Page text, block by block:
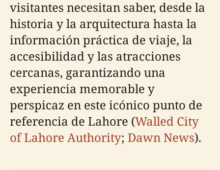
visitantes necesitan saber, desde la
historia y la arquitectura hasta la
información práctica de viaje, la
accesibilidad y las atracciones
cercanas, garantizando una
experiencia memorable y
perspicaz en este icónico punto de
referencia de Lahore (Walled City
of Lahore Authority; Dawn News).